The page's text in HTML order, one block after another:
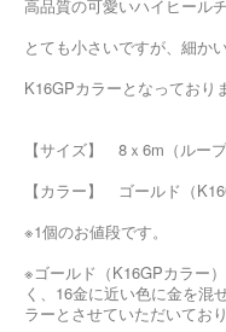
高品質の可愛いハイヒール
とても小さいですが、細か
K16GPカラーとなっており
【サイズ】 8ｘ6m（ルー
【カラー】 ゴールド（
※1個のお値段です。
※ゴールド（K16GPカラー
く、16金に近い色に金を混
ラーとさせていただいており